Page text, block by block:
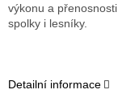
výkonu a
spolky i lesníky.
Detailní informace